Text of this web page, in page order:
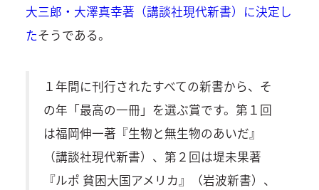
大三郎・大澤真幸著（講談社現代新書）に決定し
たそうである。
１年間に刊行されたすべての新書から、そ
の年「最高の一冊」を選ぶ賞です。第１回
は福岡伸一著『生物と無生物のあいだ』
（講談社現代新書）、第２回は堤未果著
『ルポ 貧困大国アメリカ』（岩波新書）、